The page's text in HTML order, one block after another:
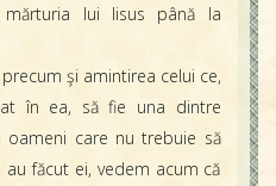
mărturia lui Iisus până la
şi amintirea celui ce,
în ea, să fie una dintre
oameni care nu trebuie să
făcut ei, vedem acum că